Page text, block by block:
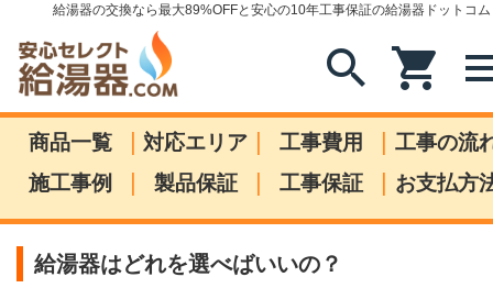
給湯器の交換なら最大89%OFFと安心の10年工事保証の給湯器ドットコム
search shopping_cart
商品一覧 | 対応エリア | 工事費用 | 工事の流
施工事例
| 製品保証 | 工事保証 | お支払方
給湯器はどれを選べばいいの？